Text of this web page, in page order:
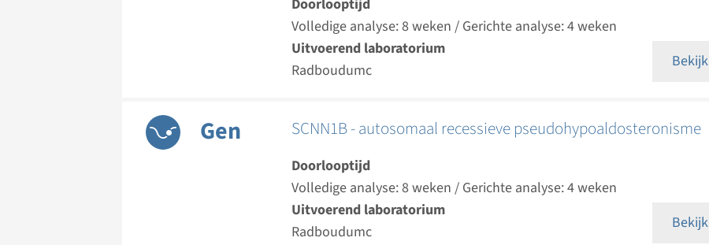
Doorlooptijd
Volledige analyse: 8 weken / Gerichte analyse: 4 weken
Uitvoerend laboratorium
Radboudumc
Bekijk
Gen SCNN1B - autosomaal recessieve pseudohypoaldosteronisme
Doorlooptijd
Volledige analyse: 8 weken / Gerichte analyse: 4 weken
Uitvoerend laboratorium
Radboudumc
Bekijk